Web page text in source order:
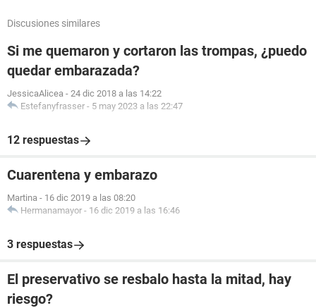
Discusiones similares
Si me quemaron y cortaron las trompas, ¿puedo
quedar embarazada?
JessicaAlicea - 24 dic 2018 a las 14:22
Estefanyfrasser - 5 may 2023 a las 22:47
12 respuestas
Cuarentena y embarazo
Martina - 16 dic 2019 a las 08:20
Hermanamayor - 16 dic 2019 a las 16:46
3 respuestas
El preservativo se resbalo hasta la mitad, hay
riesgo?